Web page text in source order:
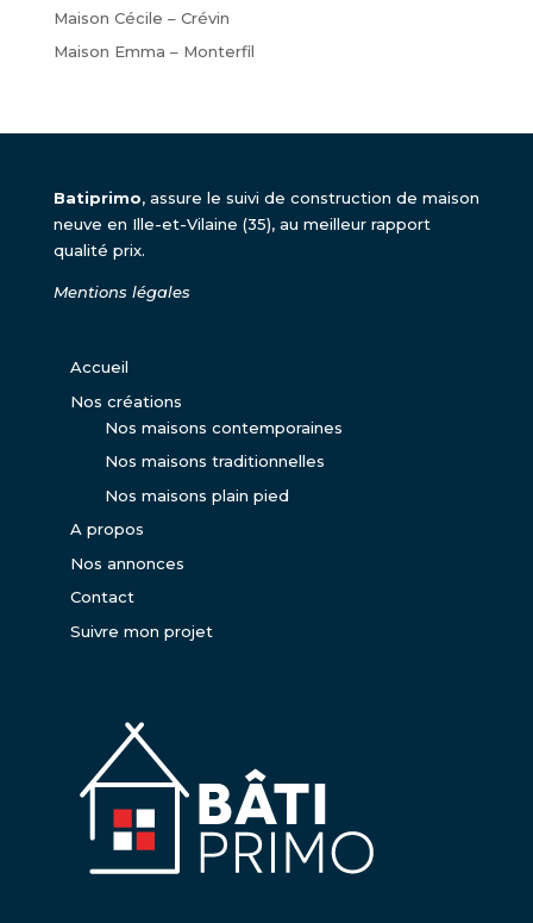
Maison Cécile – Crévin
Maison Emma – Monterfil
Batiprimo, assure le suivi de construction de maison
neuve en Ille-et-Vilaine (35), au meilleur rapport
qualité prix.
Mentions légales
Accueil
Nos créations
Nos maisons contemporaines
Nos maisons traditionnelles
Nos maisons plain pied
A propos
Nos annonces
Contact
Suivre mon projet